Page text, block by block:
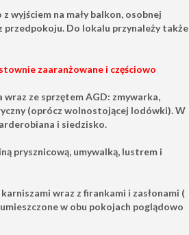
wyjściem na mały balkon, osobnej
przedpokoju. Do lokalu przynależy także
zaaranżowane i częściowo
ze sprzętem AGD: zmywarka,
(oprócz wolnostojącej lodówki). W
i siedzisko.
prysznicową, umywalką, lustrem i
wraz z firankami i zasłonami (
w obu pokojach poglądowo